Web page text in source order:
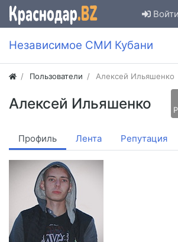
Войти
Независимое СМИ Кубани
Пользователи Алексей Ильяшенко
Алексей Ильяшенко
Профиль Лента Репутация